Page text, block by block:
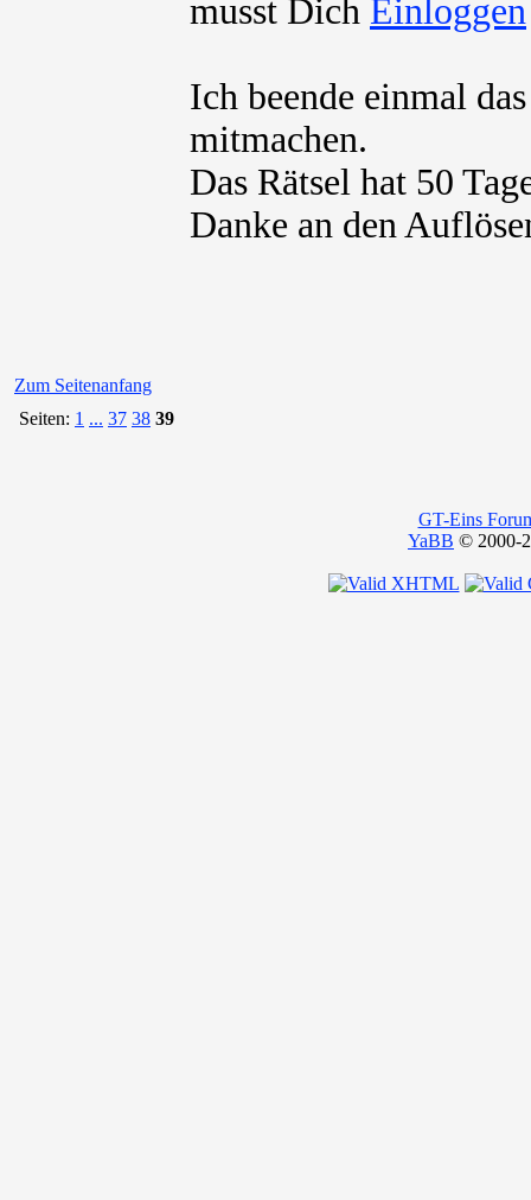
musst Dich
Ich beende einmal
mitmachen.
Das Rätsel hat 50
Danke an den
Zum Seitenanfang
Seiten: 1 ... 37 38 39
GT-Eins
YaBB © 2000-